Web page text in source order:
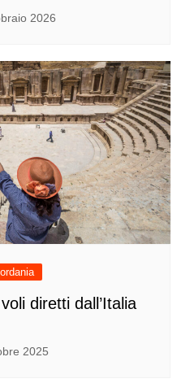
2026
diretti dall’Italia
2025